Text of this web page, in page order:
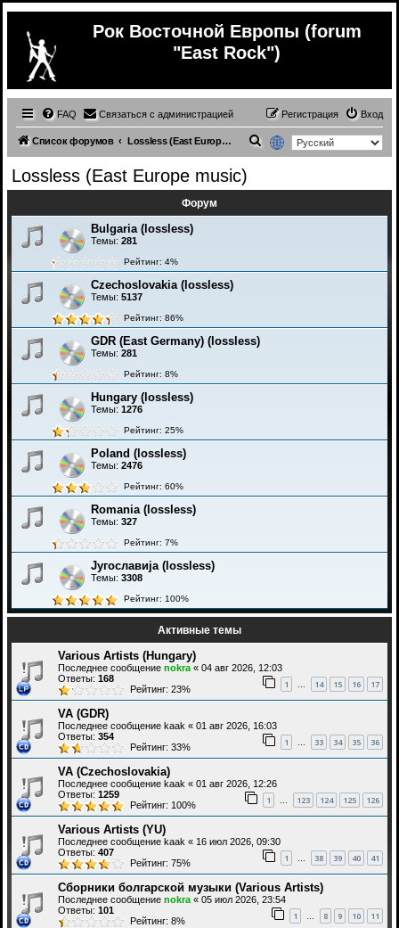
Рок Восточной Европы (forum
"East Rock")
FAQ Связаться с администрацией Вход
Регистрация
Список форумов Lossless (East Europe music)
Lossless (East Europe music)
Форум
Bulgaria (lossless)
Темы: 281
Рейтинг: 4%
Czechoslovakia (lossless)
Темы: 5137
Рейтинг: 86%
GDR (East Germany) (lossless)
Темы: 281
Рейтинг: 8%
Hungary (lossless)
Темы: 1276
Рейтинг: 25%
Poland (lossless)
Темы: 2476
Рейтинг: 60%
Romania (lossless)
Темы: 327
Рейтинг: 7%
Југославија (lossless)
Темы: 3308
Рейтинг: 100%
Активные темы
Various Artists (Hungary)
Последнее сообщение nokra « 04 авг 2026, 12:03
Ответы: 168 1 … 14 15 16 17
Рейтинг: 23%
VA (GDR)
Последнее сообщение kaak « 01 авг 2026, 16:03
Ответы: 354 1 … 33 34 35 36
Рейтинг: 33%
VA (Czechoslovakia)
Последнее сообщение kaak « 01 авг 2026, 12:26
Ответы: 1259 1 … 123 124 125 126
Рейтинг: 100%
Various Artists (YU)
Последнее сообщение kaak « 16 июл 2026, 09:30
Ответы: 407 1 … 38 39 40 41
Рейтинг: 75%
Сборники болгарской музыки (Various Artists)
Последнее сообщение nokra « 05 июл 2026, 23:54
Ответы: 101 1 … 8 9 10 11
Рейтинг: 8%